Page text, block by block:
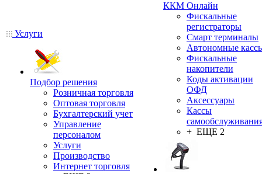
Услуги
Подбор решения
Розничная торговля
Оптовая торговля
Бухгалтерский учет
Управление
персоналом
Услуги
Производство
Интернет торговля
ККМ Онлайн
Фискальные
регистраторы
Смарт терминалы
Автономные
Фискальные
накопители
Коды активации
ОФД
Аксессуары
Кассы
+ ЕЩЕ 2